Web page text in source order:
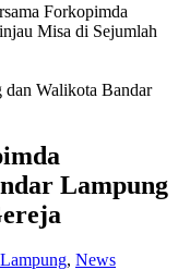
Forkopimda
Misa di Sejumlah
Lampung
, News